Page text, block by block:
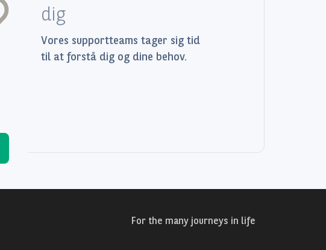
dig
Vores supportteams tager sig tid
til at forstå dig og dine behov.
For the many journeys in life